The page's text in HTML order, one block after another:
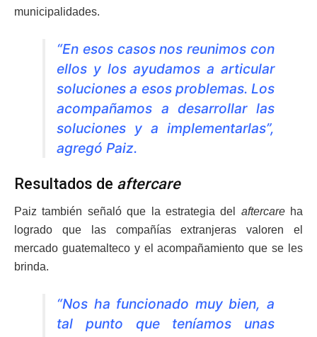
municipalidades.
“En esos casos nos reunimos con
ellos y los ayudamos a articular
soluciones a esos problemas. Los
acompañamos a desarrollar las
soluciones y a implementarlas”,
agregó Paiz.
Resultados de aftercare
Paiz también señaló que la estrategia del aftercareha
logrado que las compañías extranjeras valoren el
mercado guatemalteco y el acompañamiento que se les
brinda.
“Nos ha funcionado muy bien, a
tal punto que teníamos unas